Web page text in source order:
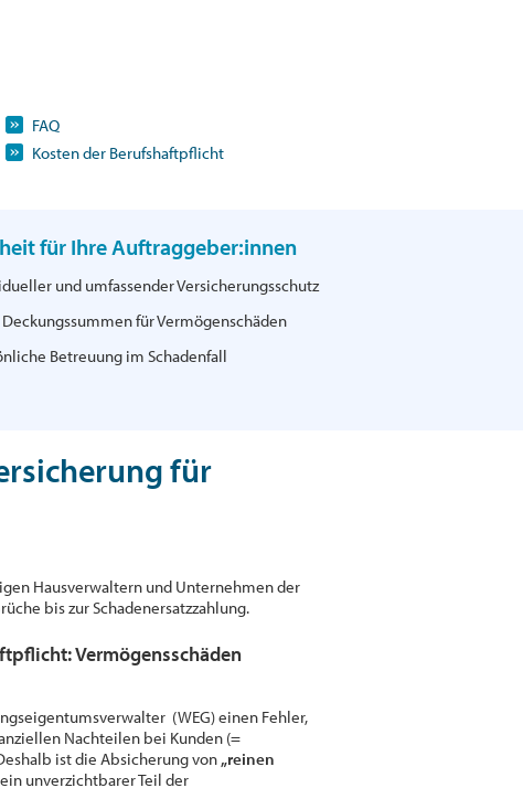
FAQ
Kosten der Berufshaftpflicht
für Ihre Auftraggeber:innen
und umfassender Versicherungsschutz
für Vermögenschäden
Betreuung im Schadenfall
für
Hausverwaltern und Unternehmen der
bis zur Schadenersatzzahlung.
Vermögensschäden
(WEG) einen Fehler,
Nachteilen bei Kunden (=
ist die Absicherung von „reinen
ein unverzichtbarer Teil der